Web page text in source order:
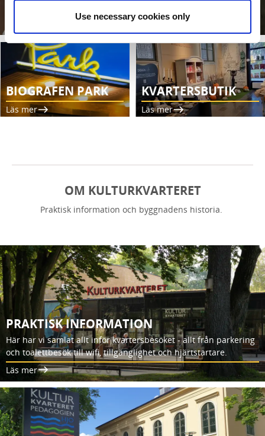
Use necessary cookies only
BIOGRAFEN PARK
Läs mer
KVARTERSBUTIK
Läs mer
OM KULTURKVARTERET
Praktisk information och byggnadens historia.
PRAKTISK INFORMATION
Här har vi samlat allt inför kvartersbesöket - allt från parkering
och toalettbesök till wifi, tillgänglighet och hjärtstartare.
Läs mer